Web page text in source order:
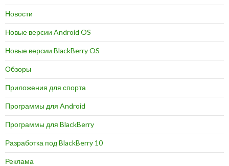
Новости
Новые версии Android OS
Новые версии BlackBerry OS
Обзоры
Приложения для спорта
Программы для Android
Программы для BlackBerry
Разработка под BlackBerry 10
Реклама